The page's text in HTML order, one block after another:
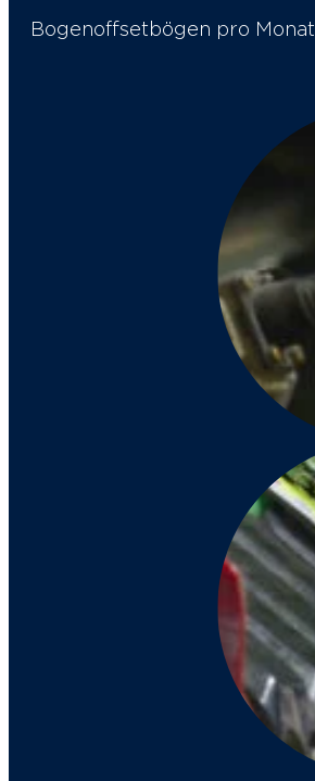
Bogenoffsetbögen pro Monat